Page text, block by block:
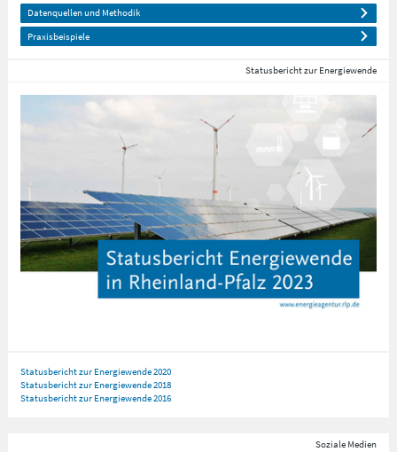
Datenquellen und Methodik
Praxisbeispiele
Statusbericht zur Energiewende
Statusbericht zur Energiewende 2020
Statusbericht zur Energiewende 2018
Statusbericht zur Energiewende 2016
Soziale Medien